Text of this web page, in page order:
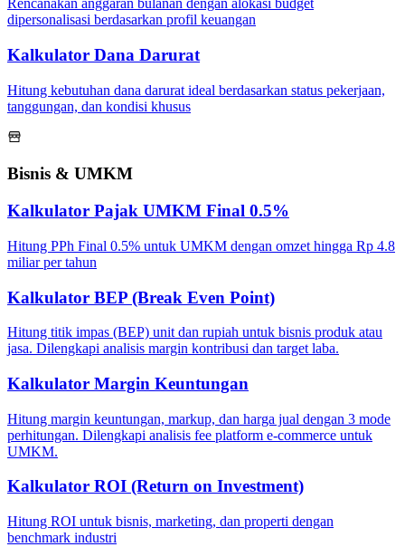
Rencanakan anggaran bulanan dengan alokasi budget
dipersonalisasi berdasarkan profil keuangan
Kalkulator Dana Darurat
Hitung kebutuhan dana darurat ideal berdasarkan status pekerjaan,
tanggungan, dan kondisi khusus
Bisnis & UMKM
Kalkulator Pajak UMKM Final 0.5%
Hitung PPh Final 0.5% untuk UMKM dengan omzet hingga Rp 4.8
miliar per tahun
Kalkulator BEP (Break Even Point)
Hitung titik impas (BEP) unit dan rupiah untuk bisnis produk atau
jasa. Dilengkapi analisis margin kontribusi dan target laba.
Kalkulator Margin Keuntungan
Hitung margin keuntungan, markup, dan harga jual dengan 3 mode
perhitungan. Dilengkapi analisis fee platform e-commerce untuk
UMKM.
Kalkulator ROI (Return on Investment)
Hitung ROI untuk bisnis, marketing, dan properti dengan
benchmark industri